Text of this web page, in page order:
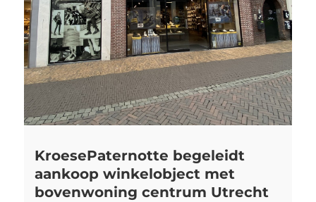
KroesePaternotte begeleidt
aankoop winkelobject met
bovenwoning centrum Utrecht